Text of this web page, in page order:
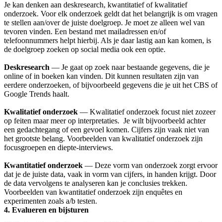
Je kan denken aan deskresearch, kwantitatief of kwalitatief
onderzoek. Voor elk onderzoek geldt dat het belangrijk is om vragen
te stellen aan/over de juiste doelgroep. Je moet ze alleen wel van
tevoren vinden. Een bestand met mailadressen en/of
telefoonnummers helpt hierbij. Als je daar lastig aan kan komen, is
de doelgroep zoeken op social media ook een optie.
Deskresearch — Je gaat op zoek naar bestaande gegevens, die je
online of in boeken kan vinden. Dit kunnen resultaten zijn van
eerdere onderzoeken, of bijvoorbeeld gegevens die je uit het CBS of
Google Trends haalt.
Kwalitatief onderzoek — Kwalitatief onderzoek focust niet zozeer
op feiten maar meer op interpretaties. Je wilt bijvoorbeeld achter
een gedachtegang of een gevoel komen. Cijfers zijn vaak niet van
het grootste belang. Voorbeelden van kwalitatief onderzoek zijn
focusgroepen en diepte-interviews.
Kwantitatief onderzoek — Deze vorm van onderzoek zorgt ervoor
dat je de juiste data, vaak in vorm van cijfers, in handen krijgt. Door
de data vervolgens te analyseren kan je conclusies trekken.
Voorbeelden van kwantitatief onderzoek zijn enquêtes en
experimenten zoals a/b testen.
4. Evalueren en bijsturen